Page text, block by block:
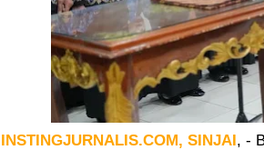
INSTINGJURNALIS.COM, SINJAI, -